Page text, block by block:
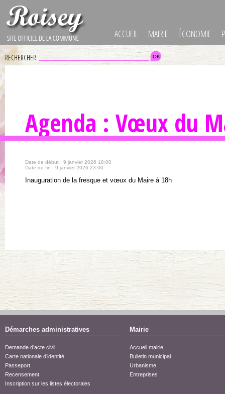
ACCUEIL MAIRIE ÉCONOMIE
RECHERCHER
Agenda : Vœux du
Date de début : 9 janvier 2026 18:00
Date de fin : 9 janvier 2026 23:00
Inauguration de la fresque et vœux du Maire à 18h
Démarches administratives
Demande d’acte civil
Carte nationale d’identité
Passeport
Recensement
Inscription sur les listes électorales
Mairie
Accueil mairie
Bulletin municipal
Urbanisme
Entreprises